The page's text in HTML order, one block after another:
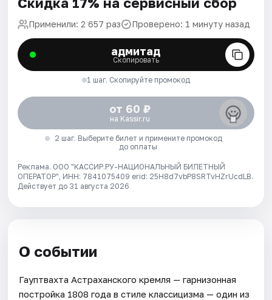
Применили: 2 657 раз Проверено: 1 минуту назад
адмитад
Скопировать
1 шаг. Скопируйте промокод
от 60 ₽
на Kassir.ru
2 шаг. Выберите билет и примените промокод
до оплаты
Реклама. ООО "КАССИР.РУ-НАЦИОНАЛЬНЫЙ БИЛЕТНЫЙ
ОПЕРАТОР", ИНН: 7841075409 erid: 25H8d7vbP8SRTvHZrUcdLB.
Действует до 31 августа 2026
О событии
Гауптвахта Астраханского кремля — гарнизонная
постройка 1808 года в стиле классицизма — один из